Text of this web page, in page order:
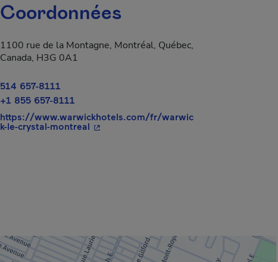
Coordonnées
1100 rue de la Montagne, Montréal, Québec,
Canada, H3G 0A1
514 657-8111
+1 855 657-8111
https://www.warwickhotels.com/fr/warwic
k-le-crystal-montreal - Cet hyperlien s'ouvrira dans une